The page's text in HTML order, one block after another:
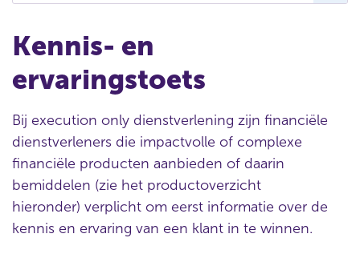
Kennis- en
ervaringstoets
Bij execution only dienstverlening zijn financiële
dienstverleners die impactvolle of complexe
financiële producten aanbieden of daarin
bemiddelen (zie het productoverzicht
hieronder) verplicht om eerst informatie over de
kennis en ervaring van een klant in te winnen.